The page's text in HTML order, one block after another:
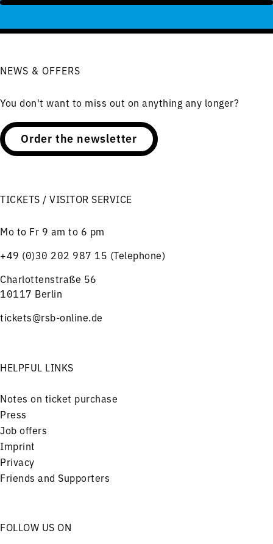
NEWS & OFFERS
You don't want to miss out on anything any longer?
Order the newsletter
TICKETS / VISITOR SERVICE
Mo to Fr 9 am to 6 pm
+49 (0)30 202 987 15 (Telephone)
Charlottenstraße 56
10117 Berlin
tickets@rsb-online.de
HELPFUL LINKS
Notes on ticket purchase
Press
Job offers
Imprint
Privacy
Friends and Supporters
FOLLOW US ON